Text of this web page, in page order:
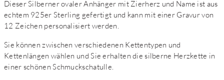
Dieser Silberner ovaler Anhänger mit Zierherz und Name ist aus
echtem 925er Sterling gefertigt und kann mit einer Gravur von
12 Zeichen personalisiert werden.
Sie können zwischen verschiedenen Kettentypen und
Kettenlängen wählen und Sie erhalten die silberne Herzkette in
einer schönen Schmuckschatulle.